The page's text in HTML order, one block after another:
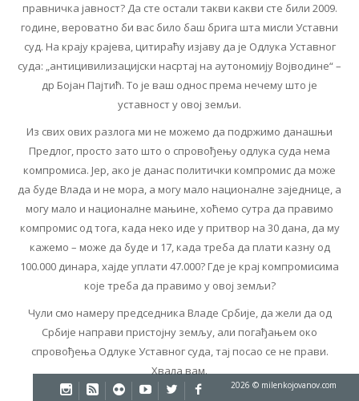
правничка јавност? Да сте остали такви какви сте били 2009.
године, вероватно би вас било баш брига шта мисли Уставни
суд. На крају крајева, цитираћу изјаву да је Одлука Уставног
суда: „антицивилизацијски насртај на аутономију Војводине“ –
др Бојан Пајтић. То је ваш однос према нечему што је
уставност у овој земљи.
Из свих ових разлога ми не можемо да подржимо данашњи
Предлог, просто зато што о спровођењу одлука суда нема
компромиса. Јер, ако је данас политички компромис да може
да буде Влада и не мора, а могу мало националне заједнице, а
могу мало и националне мањине, хоћемо сутра да правимо
компромис од тога, када неко иде у притвор на 30 дана, да му
кажемо – може да буде и 17, када треба да плати казну од
100.000 динара, хајде уплати 47.000? Где је крај компромисима
које треба да правимо у овој земљи?
Чули смо намеру председника Владе Србије, да жели да од
Србије направи пристојну земљу, али погађањем око
спровођења Одлуке Уставног суда, тај посао се не прави.
Хвала вам.
2026 © milenkojovanov.com